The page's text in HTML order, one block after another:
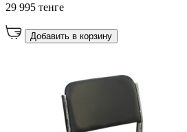
29 995 тенге
Добавить в корзину